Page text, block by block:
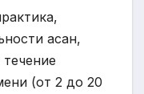
асан,
(от 2 до 20